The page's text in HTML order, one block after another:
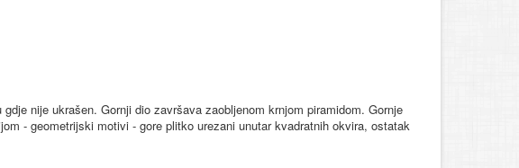
nije ukrašen. Gornji dio završava zaobljenom krnjom piramidom. Gornje
- geometrijski motivi - gore plitko urezani unutar kvadratnih okvira, ostatak